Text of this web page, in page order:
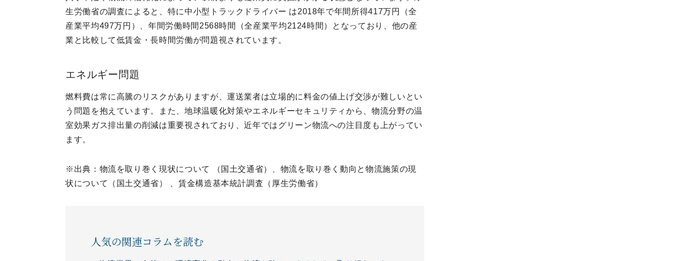
生労働省の調査によると、特に中小型トラックドライバー は2018年で年間所得417万円（全
産業平均497万円）、年間労働時間2568時間（全産業平均2124時間）となっており、他の産
業と比較して低賃金・長時間労働が問題視されています。
エネルギー問題
燃料費は常に高騰のリスクがありますが、運送業者は立場的に料金の値上げ交渉が難しいとい
う問題を抱えています。また、地球温暖化対策やエネルギーセキュリティから、物流分野の温
室効果ガス排出量の削減は重要視されており、近年ではグリーン物流への注目度も上がってい
ます。
※出典：物流を取り巻く現状について （国土交通省）、物流を取り巻く動向と物流施策の現
状について（国土交通省） 、賃金構造基本統計調査（厚生労働省）
人気の関連コラムを読む